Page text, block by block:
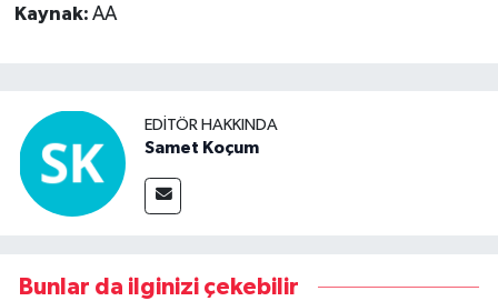
Kaynak: AA
EDITÖR HAKKINDA
Samet Koçum
Bunlar da ilginizi çekebilir